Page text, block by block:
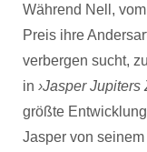
Während Nell,
Preis ihre
verbergen sucht,
in ›Jasper Jupiters
größte
Jasper von